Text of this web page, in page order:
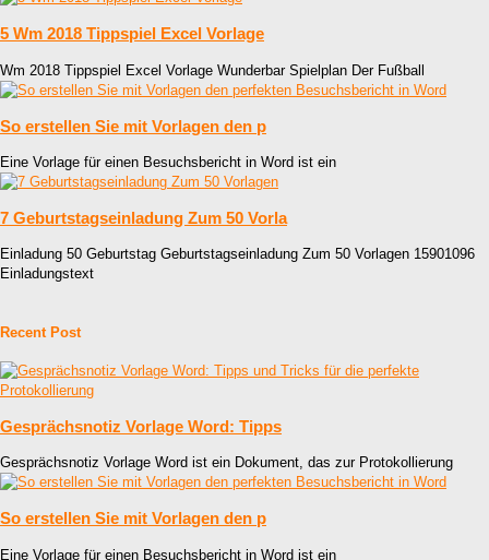
5 Wm 2018 Tippspiel Excel Vorlage
Wm 2018 Tippspiel Excel Vorlage Wunderbar Spielplan Der Fußball
So erstellen Sie mit Vorlagen den p
Eine Vorlage für einen Besuchsbericht in Word ist ein
7 Geburtstagseinladung Zum 50 Vorla
Einladung 50 Geburtstag Geburtstagseinladung Zum 50 Vorlagen 15901096
Einladungstext
Recent Post
Gesprächsnotiz Vorlage Word: Tipps
Gesprächsnotiz Vorlage Word ist ein Dokument, das zur Protokollierung
So erstellen Sie mit Vorlagen den p
Eine Vorlage für einen Besuchsbericht in Word ist ein